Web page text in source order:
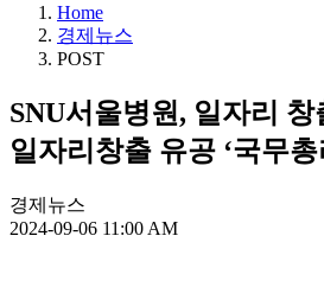
Home
경제뉴스
POST
SNU서울병원, 일자리
일자리창출 유공 ‘국무총
경제뉴스
2024-09-06 11:00 AM